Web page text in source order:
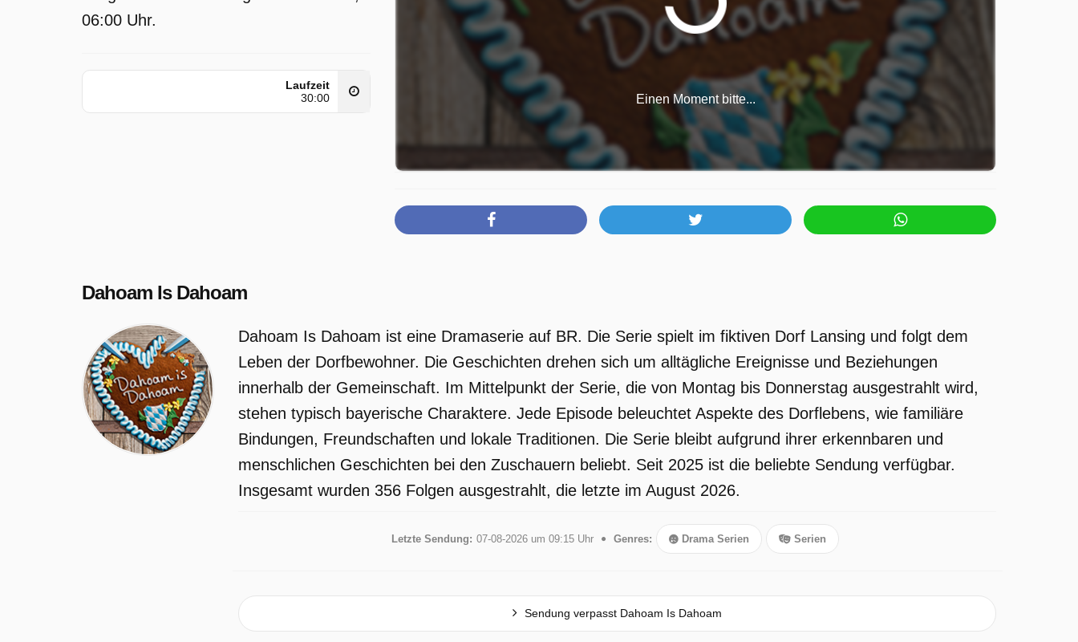
06:00 Uhr.
Laufzeit
30:00
Einen Moment bitte...
Dahoam Is Dahoam
Dahoam Is Dahoam ist eine Dramaserie auf BR. Die Serie spielt im fiktiven Dorf Lansing und folgt dem
Leben der Dorfbewohner. Die Geschichten drehen sich um alltägliche Ereignisse und Beziehungen
innerhalb der Gemeinschaft. Im Mittelpunkt der Serie, die von Montag bis Donnerstag ausgestrahlt wird,
stehen typisch bayerische Charaktere. Jede Episode beleuchtet Aspekte des Dorflebens, wie familiäre
Bindungen, Freundschaften und lokale Traditionen. Die Serie bleibt aufgrund ihrer erkennbaren und
menschlichen Geschichten bei den Zuschauern beliebt. Seit 2025 ist die beliebte Sendung verfügbar.
Insgesamt wurden 356 Folgen ausgestrahlt, die letzte im August 2026.
Letzte Sendung: 07-08-2026 um 09:15 Uhr Genres: Drama Serien Serien
Sendung verpasst Dahoam Is Dahoam